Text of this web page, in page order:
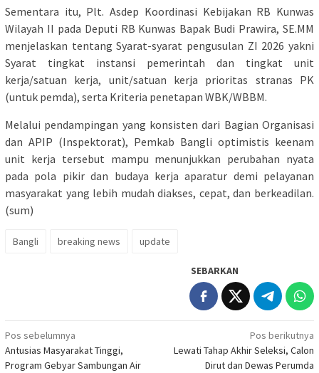
Sementara itu, Plt. Asdep Koordinasi Kebijakan RB Kunwas
Wilayah II pada Deputi RB Kunwas Bapak Budi Prawira, SE.MM
menjelaskan tentang Syarat-syarat pengusulan ZI 2026 yakni
Syarat tingkat instansi pemerintah dan tingkat unit
kerja/satuan kerja, unit/satuan kerja prioritas stranas PK
(untuk pemda), serta Kriteria penetapan WBK/WBBM.
Melalui pendampingan yang konsisten dari Bagian Organisasi
dan APIP (Inspektorat), Pemkab Bangli optimistis keenam
unit kerja tersebut mampu menunjukkan perubahan nyata
pada pola pikir dan budaya kerja aparatur demi pelayanan
masyarakat yang lebih mudah diakses, cepat, dan berkeadilan.
(sum)
Bangli breaking news update
SEBARKAN
Navigasi
pos
Pos sebelumnya
Antusias Masyarakat Tinggi,
Program Gebyar Sambungan Air
Pos berikutnya
Lewati Tahap Akhir Seleksi, Calon
Dirut dan Dewas Perumda